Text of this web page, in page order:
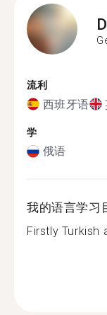
流利
西班牙语
学
俄语
我的语言学习
Firstly Turkish